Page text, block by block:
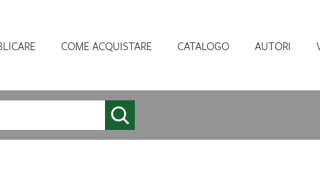
COME ACQUISTARE CATALOGO AUTORI